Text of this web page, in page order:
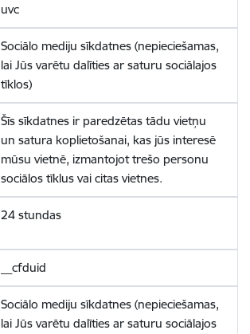
uvc
Sociālo mediju sīkdatnes (nepieciešamas,
lai Jūs varētu dalīties ar saturu sociālajos
tīklos)
Šīs sīkdatnes ir paredzētas tādu vietņu
un satura koplietošanai, kas jūs interesē
mūsu vietnē, izmantojot trešo personu
sociālos tīklus vai citas vietnes.
24 stundas
__cfduid
Sociālo mediju sīkdatnes (nepieciešamas,
lai Jūs varētu dalīties ar saturu sociālajos